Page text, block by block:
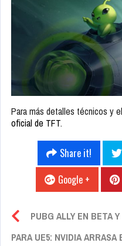
Para más detalles técnicos y
oficial de TFT.
Share it!
Google +
PUBG ALLY EN BETA
PARA UE5: NVIDIA ARRASA